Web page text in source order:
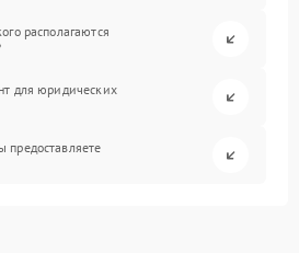
располагаются
для юридических